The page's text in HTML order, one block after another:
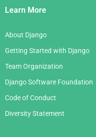
Links
Learn More
About Django
Getting Started with Django
Team Organization
Django Software Foundation
Code of Conduct
Diversity Statement